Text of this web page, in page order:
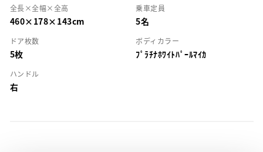
全長×全幅×全高
460×178×143cm
乗車定員
5名
ドア枚数
5枚
ボディカラー
ﾌﾟﾗﾁﾅﾎﾜｲﾄﾊﾟｰﾙﾏｲｶ
ハンドル
右